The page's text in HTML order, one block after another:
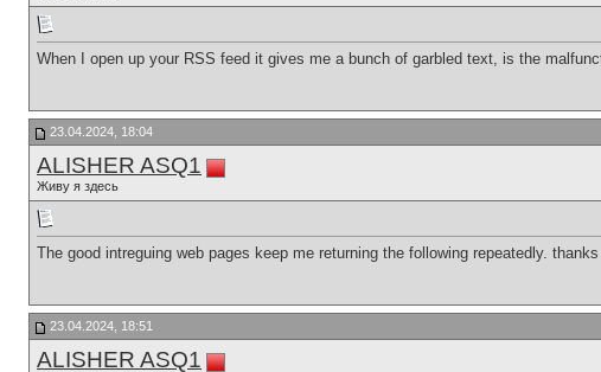
When I open up your RSS feed it gives me a bunch of garbled text, is the
23.04.2024, 18:04
ALISHER ASQ1
Живу я здесь
The good intreguing web pages keep me returning the following repeatedly.
23.04.2024, 18:51
ALISHER ASQ1